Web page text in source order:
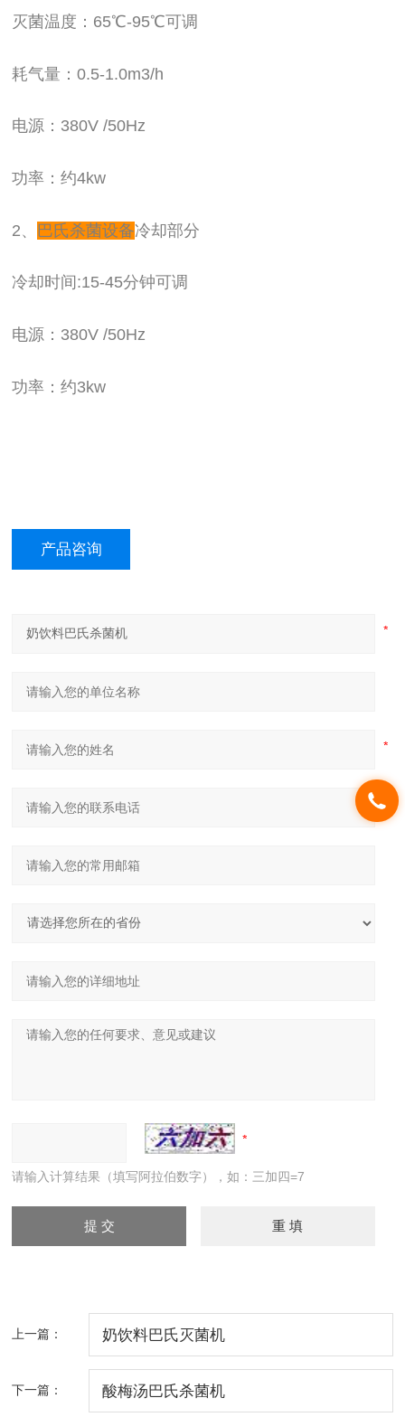
灭菌温度：65℃-95℃可调
耗气量：0.5-1.0m3/h
电源：380V /50Hz
功率：约4kw
2、 巴氏杀菌设备冷却部分
冷却时间:15-45分钟可调
电源：380V /50Hz
功率：约3kw
产品咨询
请输入计算结果（填写阿拉伯数字），如：三加四=7
上一篇： 奶饮料巴氏灭菌机
下一篇： 酸梅汤巴氏杀菌机